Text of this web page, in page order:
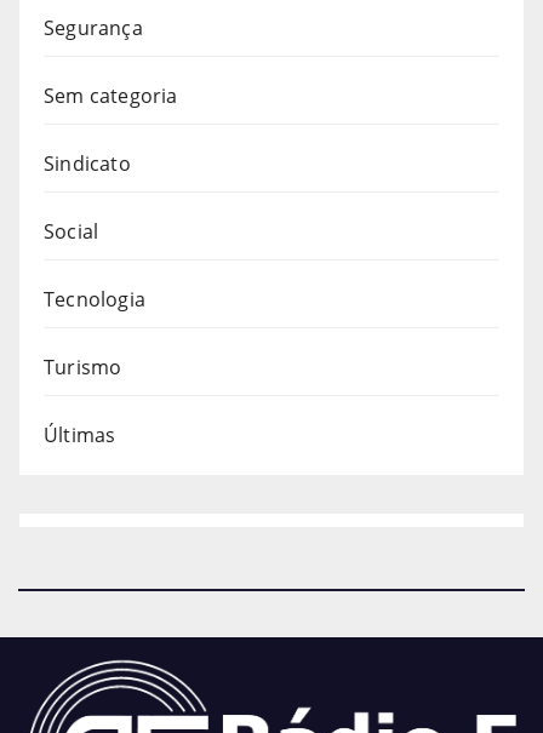
Segurança
Sem categoria
Sindicato
Social
Tecnologia
Turismo
Últimas